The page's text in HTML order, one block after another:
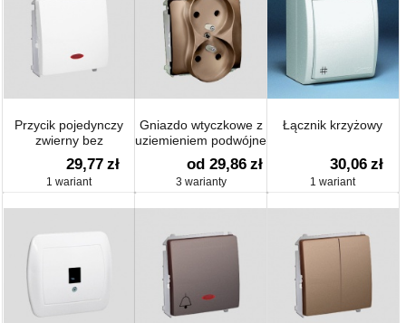
Przycik pojedynczy
zwierny bez
piktogramu z
podświetleniem
(moduł)
29,77 zł
1 wariant
Gniazdo wtyczkowe z
uziemieniem podwójne
(moduł), z przesłonami
torów prądowych
od 29,86 zł
3 warianty
Łącznik krzyżowy
30,06 zł
1 wariant